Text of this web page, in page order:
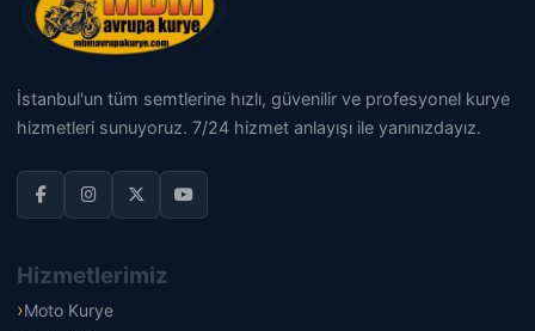
İstanbul'un tüm semtlerine hızlı, güvenilir ve profesyonel kurye
hizmetleri sunuyoruz. 7/24 hizmet anlayışı ile yanınızdayız.
Hizmetlerimiz
Moto Kurye